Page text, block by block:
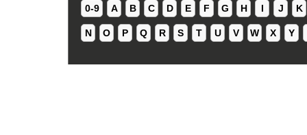
0-9 A B C D E F G H I J K
N O P Q R S T U V W X Y